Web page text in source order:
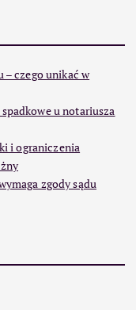
– czego unikać w
u notariusza
i ograniczenia
zgody sądu